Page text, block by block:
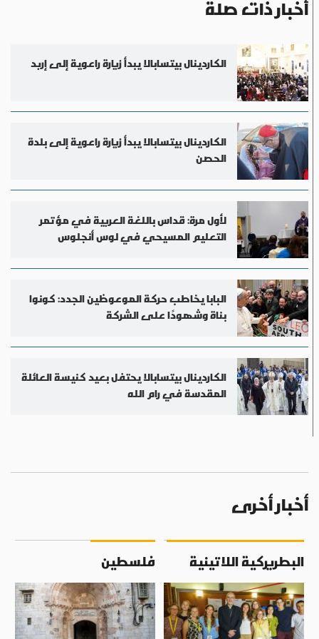
أخبار ذات صلة
الكاردينال بيتسابالا يبدأ زيارة راعوية إلى إربد
الكاردينال بيتسابالا يبدأ زيارة راعوية إلى بلدة
الحصن
لأول مرة: قداس باللغة العربية في مؤتمر
التعليم المسيحي في لوس أنجلوس
البابا يخاطب حركة الموعوظين الجدد: كونوا
بناة وشهودًا على الشركة
الكاردينال بيتسابالا يحتفل بعيد كنيسة العائلة
المقدسة في رام الله
أخبار أخرى
البطريركية اللاتينية فلسطين